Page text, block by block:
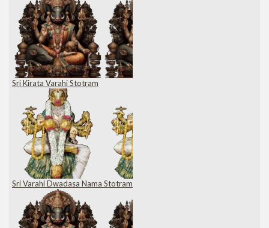
Sri Kirata Varahi Stotram
Sri Varahi Dwadasa Nama Stotram